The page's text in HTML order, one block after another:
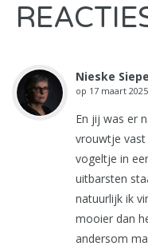
Nieske
op 17 maart
En jij was er
vrouwtje
vogeltje in
uitbarsten
natuurlijk ik
mooier dan
andersom